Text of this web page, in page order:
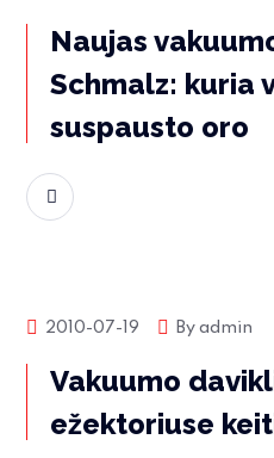
Naujas
Schmalz: kuria
suspausto oro
Produktų naujienos
2010-07-19 Byadmin
Vakuumo
ežektoriuse